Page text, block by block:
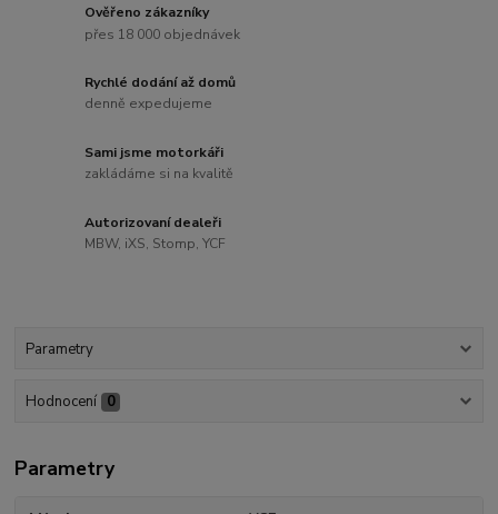
Ověřeno zákazníky
přes 18 000 objednávek
Rychlé dodání až domů
denně expedujeme
Sami jsme motorkáři
zakládáme si na kvalitě
Autorizovaní dealeři
MBW, iXS, Stomp, YCF
Parametry
Hodnocení 0
Parametry